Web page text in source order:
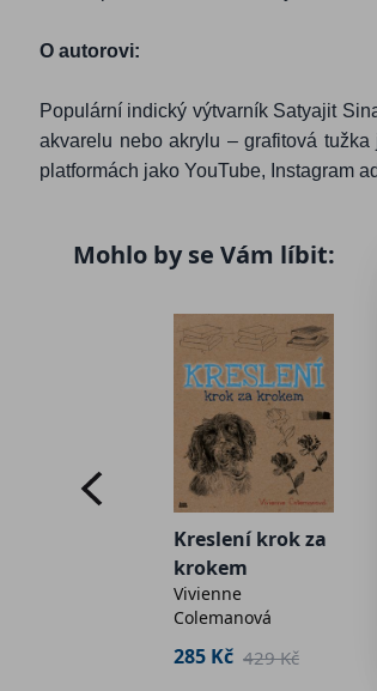
O autorovi:
Populární indický výtvarník Satyajit
akvarelu nebo akrylu – grafitová
platformách jako YouTube, Instagram
Mohlo by se Vám líbit:
Kreslení krok za
krokem
Vivienne
Colemanová
285 Kč 429 Kč